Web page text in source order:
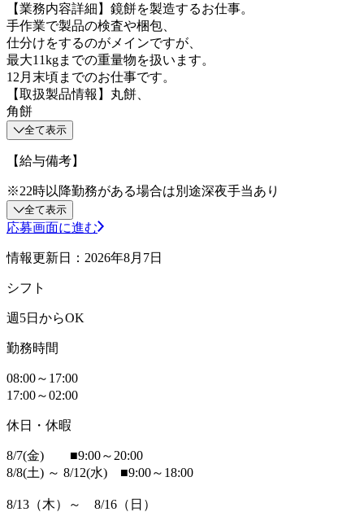
【業務内容詳細】鏡餅を製造するお仕事。
手作業で製品の検査や梱包、
仕分けをするのがメインですが、
最大11kgまでの重量物を扱います。
12月末頃までのお仕事です。
【取扱製品情報】丸餅、
角餅
全て表示
【給与備考】
※22時以降勤務がある場合は別途深夜手当あり
全て表示
応募画面に進む
情報更新日：2026年8月7日
シフト
週5日からOK
勤務時間
08:00～17:00
17:00～02:00
休日・休暇
8/7(金) ■9:00～20:00
8/8(土) ～ 8/12(水) ■9:00～18:00
8/13（木）～ 8/16（日）